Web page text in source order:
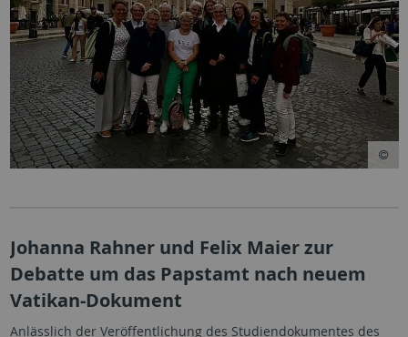
Johanna Rahner und Felix Maier zur
Debatte um das Papstamt nach neuem
Vatikan-Dokument
Anlässlich der Veröffentlichung des Studiendokumentes des